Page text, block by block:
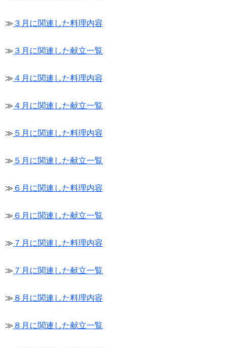
≫ ３月に関連した料理内容
≫ ３月に関連した献立一覧
≫ ４月に関連した料理内容
≫ ４月に関連した献立一覧
≫ ５月に関連した料理内容
≫ ５月に関連した献立一覧
≫ ６月に関連した料理内容
≫ ６月に関連した献立一覧
≫ ７月に関連した料理内容
≫ ７月に関連した献立一覧
≫ ８月に関連した料理内容
≫ ８月に関連した献立一覧